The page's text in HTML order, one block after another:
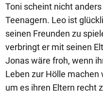
Toni scheint nicht
Teenagern. Leo ist
seinen Freunden zu
verbringt er mit seinen
Jonas wäre froh, wenn
Leben zur Hölle machen
um es ihren Eltern recht